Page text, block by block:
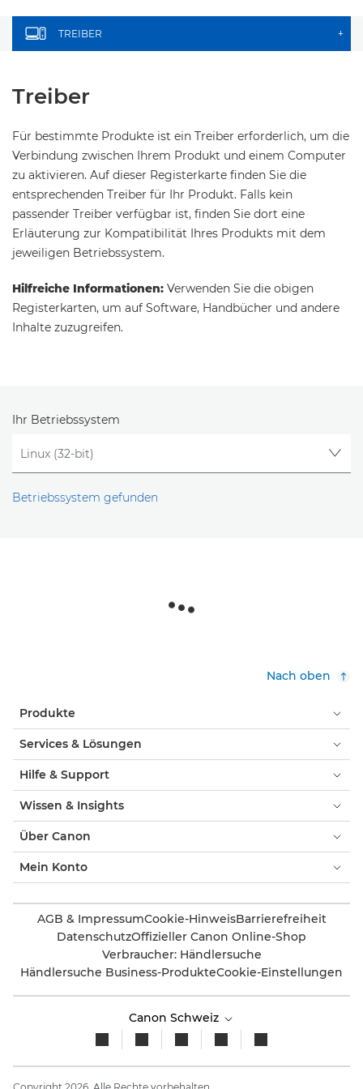
TREIBER +
Treiber
Für bestimmte Produkte ist ein Treiber erforderlich, um die
Verbindung zwischen Ihrem Produkt und einem Computer
zu aktivieren. Auf dieser Registerkarte finden Sie die
entsprechenden Treiber für Ihr Produkt. Falls kein
passender Treiber verfügbar ist, finden Sie dort eine
Erläuterung zur Kompatibilität Ihres Produkts mit dem
jeweiligen Betriebssystem.
Hilfreiche Informationen: Verwenden Sie die obigen
Registerkarten, um auf Software, Handbücher und andere
Inhalte zuzugreifen.
Ihr Betriebssystem
Betriebssystem gefunden
Nach oben
Produkte
Services & Lösungen
Hilfe & Support
Wissen & Insights
Über Canon
Mein Konto
AGB & ImpressumCookie-HinweisBarrierefreiheit
DatenschutzOffizieller Canon Online-Shop
Verbraucher: Händlersuche
Händlersuche Business-ProdukteCookie-Einstellungen
Canon Schweiz